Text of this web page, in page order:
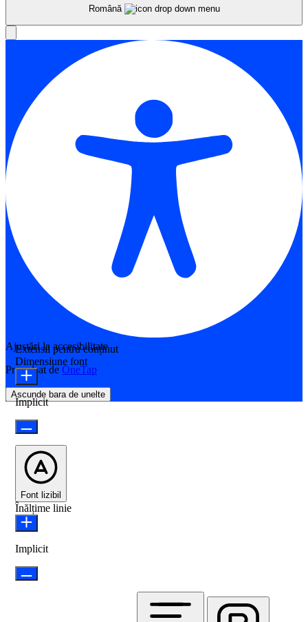
Română
Ajustări la accesibilitate
Propulsat de OneTap
Ascunde bara de unelte
Extensii pentru conținut
Dimensiune font
Implicit
Font lizibil
Înălțime linie
Implicit